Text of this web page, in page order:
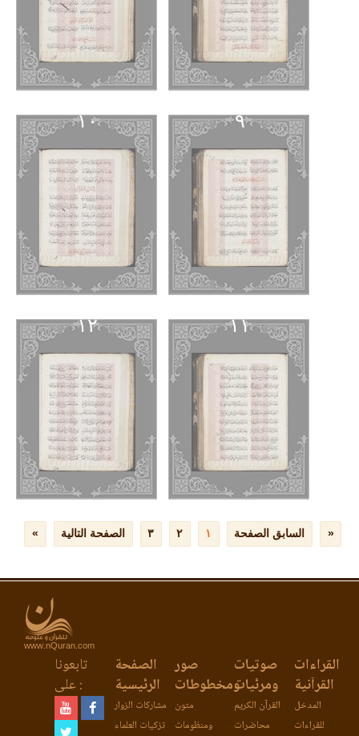
٩ ١٠
١١ ١٢
www.nQuran.com
القراءات
القرآنية
المدخل
للقراءات
صوتيات
ومرئيات
القرآن الكريم
محاضرات
صور
ومخطوطات
متون
ومنظومات
الصفحة
الرئيسية
مشاركات الزوار
تزكيات العلماء
تابعونا
على :